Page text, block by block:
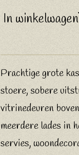
In winkelwagen
Prachtige grote
stoere, sobere
vitrinedeuren
meerdere lades in
servies,